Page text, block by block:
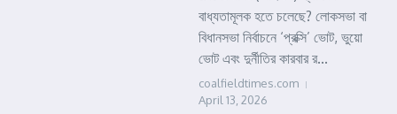
বাধ্যতামূলক হতে চলেছে? লোকসভা বা
বিধানসভা নির্বাচনে ‘প্রক্সি’ ভোট, ভুয়ো
ভোট এবং দুর্নীতির কারবার র...
coalfieldtimes.com
April 13, 2026